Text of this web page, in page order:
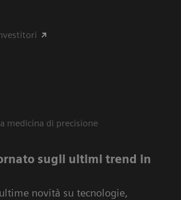
medicina di precisione
sugli ultimi trend in
novità su tecnologie,